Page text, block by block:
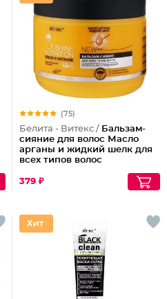
(75)
Белита - Витекс / Бальзам-
сияние для волос Масло
арганы и жидкий шелк для
всех типов волос
379 ₽